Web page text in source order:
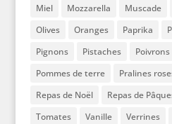
Miel Mozzarella Muscade
Olives
Oranges Paprika
Pignons
Pistaches Poivrons
Pommes de terre
Pralines
Repas de Noël
Repas de
Tomates
Vanille Verrines